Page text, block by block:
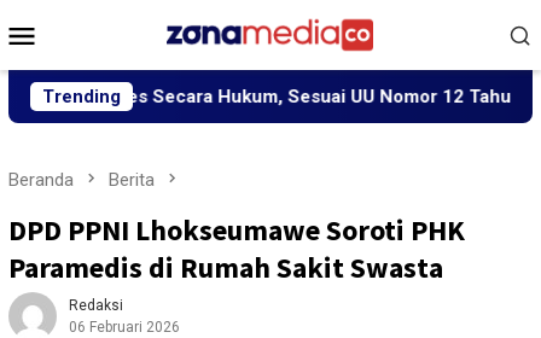
ke
Mobile
Trending
Secara Hukum, Sesuai UU Nomor 12 Tahun 2022
Beranda Berita
DPD PPNI Lhokseumawe Soroti PHK
Paramedis di Rumah Sakit Swasta
Redaksi
06 Februari 2026